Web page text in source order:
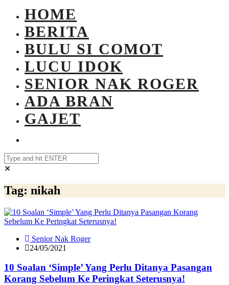
HOME
BERITA
BULU SI COMOT
LUCU IDOK
SENIOR NAK ROGER
ADA BRAN
GAJET
✕
Tag: nikah
Senior Nak Roger
24/05/2021
10 Soalan ‘Simple’ Yang Perlu Ditanya Pasangan
Korang Sebelum Ke Peringkat Seterusnya!